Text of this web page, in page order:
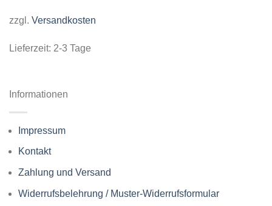
zzgl. Versandkosten
Lieferzeit: 2-3 Tage
Informationen
Impressum
Kontakt
Zahlung und Versand
Widerrufsbelehrung / Muster-Widerrufsformular